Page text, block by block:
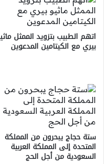
اتهم الطبيب بتزويد الممثل
بيري مع الكيتامين المدعوين
ستة حجاج يبحرون من المملكة
المتحدة إلى المملكة العربية
السعودية من أجل الحج